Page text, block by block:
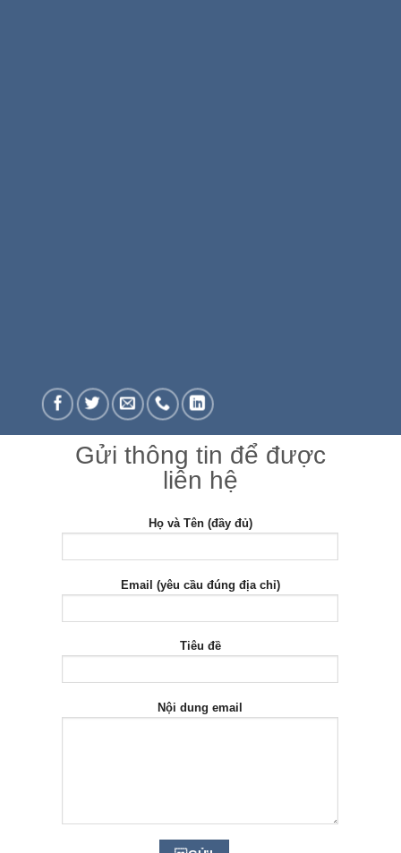
Gửi thông tin để được
liên hệ
Họ và Tên (đầy đủ)
Email (yêu cầu đúng địa chỉ)
Tiêu đề
Nội dung email